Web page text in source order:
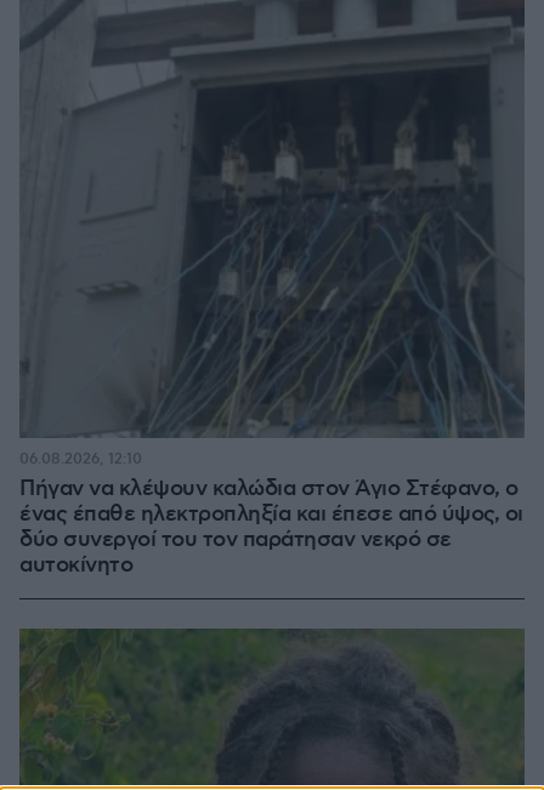
Πήγαν να κλέψουν καλώδια στον Άγιο Στέφανο, ο
ένας έπαθε ηλεκτροπληξία και έπεσε από ύψος, οι
δύο συνεργοί του τον παράτησαν νεκρό σε
αυτοκίνητο
06.08.2026, 12:10